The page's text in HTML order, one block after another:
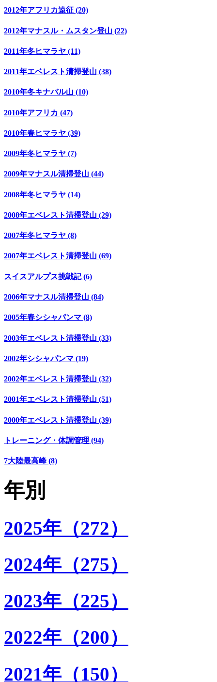
2012年アフリカ遠征 (20)
2012年マナスル・ムスタン登山 (22)
2011年冬ヒマラヤ (11)
2011年エベレスト清掃登山 (38)
2010年冬キナバル山 (10)
2010年アフリカ (47)
2010年春ヒマラヤ (39)
2009年冬ヒマラヤ (7)
2009年マナスル清掃登山 (44)
2008年冬ヒマラヤ (14)
2008年エベレスト清掃登山 (29)
2007年冬ヒマラヤ (8)
2007年エベレスト清掃登山 (69)
スイスアルプス挑戦記 (6)
2006年マナスル清掃登山 (84)
2005年春シシャパンマ (8)
2003年エベレスト清掃登山 (33)
2002年シシャパンマ (19)
2002年エベレスト清掃登山 (32)
2001年エベレスト清掃登山 (51)
2000年エベレスト清掃登山 (39)
トレーニング・体調管理 (94)
7大陸最高峰 (8)
年別
2025年（272）
2024年（275）
2023年（225）
2022年（200）
2021年（150）